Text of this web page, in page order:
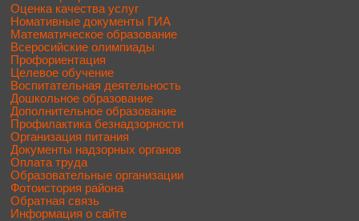
Оценка качества услуг
Номативные документы ГИА
Математическое образование
Всеросийские олимпиады
Профориентация
Целевое обучение
Воспитательная деятельность
Дошкольное образование
Дополнительное образование
Профилактика безнадзорности
Организация питания
Документы надзорных органов
Оплата труда
Образовательные организации
Фотоистория района
Обратная связь
Информация о сайте